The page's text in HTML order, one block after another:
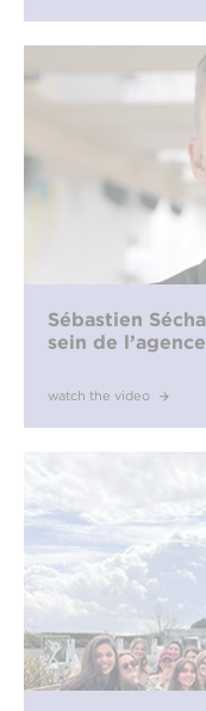
Sébastien
sein de
watch the video